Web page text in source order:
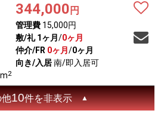
2
344,000 円
管理費15,000円
敷/礼 1ヶ月 /0ヶ月
仲介/FR 0ヶ月 /0ヶ月
向き/入居南/即入居可
他10件を非表示